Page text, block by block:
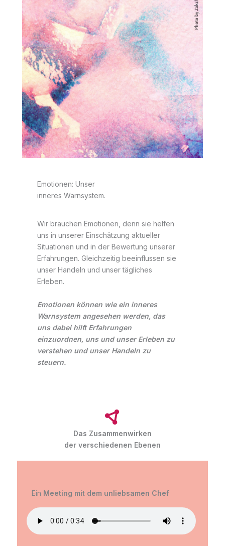
Emotionen: Unser
inneres Warnsystem.
Wir brauchen Emotionen, denn sie helfen
uns in unserer Einschätzung aktueller
Situationen und in der Bewertung unserer
Erfahrungen. Gleichzeitig beeinflussen sie
unser Handeln und unser tägliches
Erleben.
Emotionen können wie ein inneres
Warnsystem angesehen werden, das
uns dabei hilft Erfahrungen
einzuordnen, uns und unser Erleben zu
verstehen und unser Handeln zu
steuern.
Das Zusammenwirken
der verschiedenen Ebenen
Ein Meeting mit dem unliebsamen Chef